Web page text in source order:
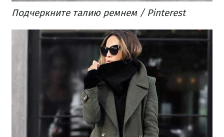
Подчеркните талию ремнем / Pinterest